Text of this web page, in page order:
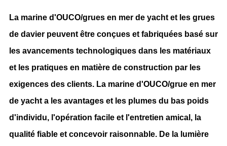
CONFIDENTIALITÉ
La marine d'OUCO/grues en mer de yacht et les grues
de davier peuvent être conçues et fabriquées basé sur
les avancements technologiques dans les matériaux
et les pratiques en matière de construction par les
exigences des clients. La marine d'OUCO/grue en mer
de yacht a les avantages et les plumes du bas poids
d'individu, l'opération facile et l'entretien amical, la
qualité fiable et concevoir raisonnable. De la lumière